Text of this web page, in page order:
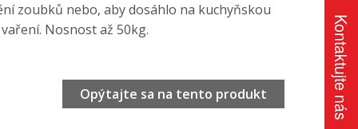
zoubků nebo, aby dosáhlo na kuchyňskou
Nosnost až 50kg.
Opýtajte sa na tento produkt Kontaktujte nás